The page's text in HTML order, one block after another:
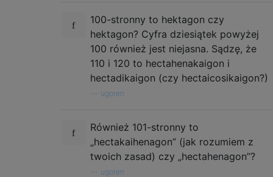
100-stronny to hektagon czy
hektagon? Cyfra dziesiątek powyżej
100 również jest niejasna. Sądzę, że
110 i 120 to hectahenakaigon i
hectadikaigon (czy hectaicosikaigon?)
ugoren
Również 101-stronny to
„hectakaihenagon” (jak rozumiem z
twoich zasad) czy „hectahenagon”?
ugoren